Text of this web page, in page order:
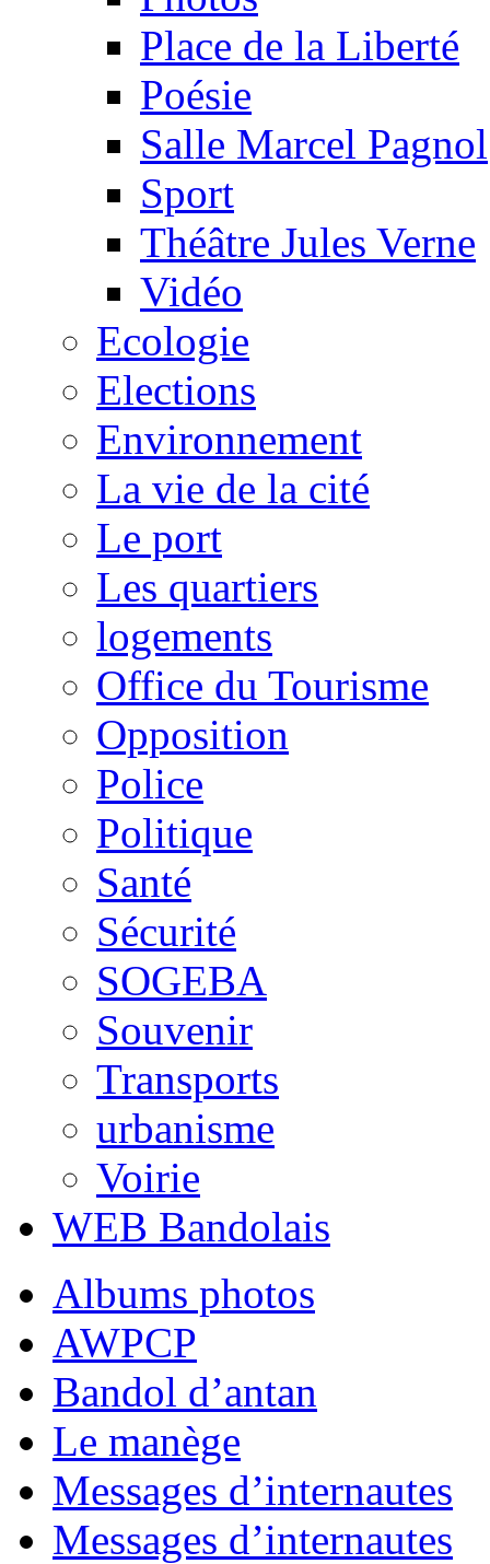
Place de la Liberté
Poésie
Salle Marcel Pagnol
Sport
Théâtre Jules Verne
Vidéo
Ecologie
Elections
Environnement
La vie de la cité
Le port
Les quartiers
logements
Office du Tourisme
Opposition
Police
Politique
Santé
Sécurité
SOGEBA
Souvenir
Transports
urbanisme
Voirie
WEB Bandolais
Albums photos
AWPCP
Bandol d’antan
Le manège
Messages d’internautes
Messages d’internautes